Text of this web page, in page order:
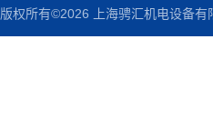
版权所有©2026 上海骋汇机电设备